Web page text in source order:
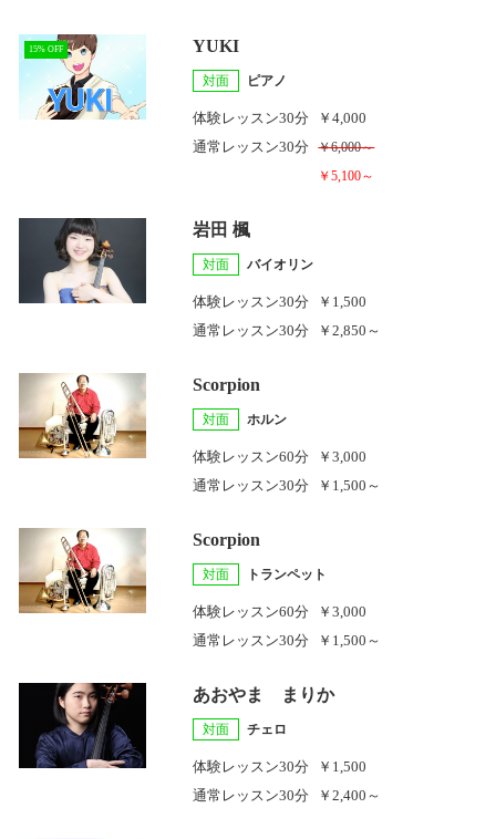
15% OFF YUKI
対面 ピアノ
体験レッスン30分
￥4,000
通常レッスン30分
￥6,000～
￥5,100～
岩田 楓
対面 バイオリン
体験レッスン30分
￥1,500
通常レッスン30分 ￥2,850～
Scorpion
対面 ホルン
体験レッスン60分
￥3,000
通常レッスン30分 ￥1,500～
Scorpion
対面 トランペット
体験レッスン60分
￥3,000
通常レッスン30分 ￥1,500～
あおやま まりか
対面 チェロ
体験レッスン30分
￥1,500
通常レッスン30分 ￥2,400～